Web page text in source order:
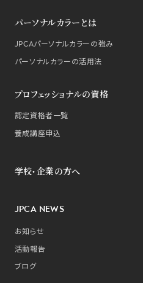
パーソナルカラーとは
JPCAパーソナルカラーの強み
パーソナルカラーの活用法
プロフェッショナルの資格
認定資格者一覧
養成講座申込
学校・企業の方へ
JPCA NEWS
お知らせ
活動報告
ブログ